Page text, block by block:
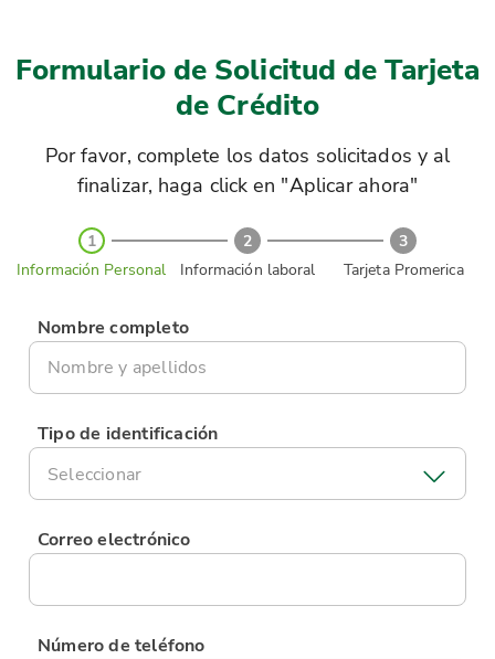
Formulario de Solicitud de Tarjeta
de Crédito
Por favor, complete los datos solicitados y al
finalizar, haga click en "Aplicar ahora"
1
Información Personal
2
Información laboral
3
Tarjeta Promerica
Nombre completo
Tipo de identificación
Seleccionar
Correo electrónico
Número de teléfono